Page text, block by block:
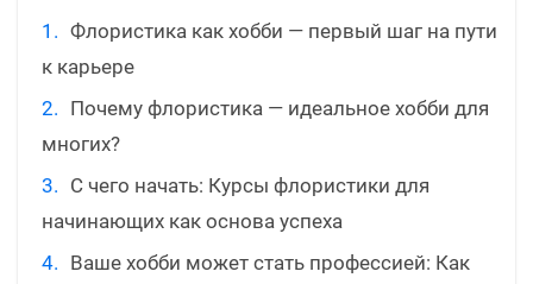
Флористика как хобби — первый шаг на пути
к карьере
Почему флористика — идеальное хобби для
многих?
С чего начать: Курсы флористики для
начинающих как основа успеха
Ваше хобби может стать профессией: Как